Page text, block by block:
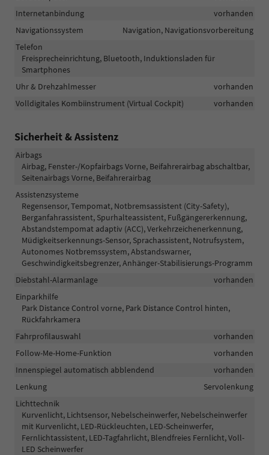
Internetanbindung
vorhanden
Navigationssystem
Navigation, Navigationsvorbereitung
Telefon
Freisprecheinrichtung, Bluetooth, Induktionsladen für
Smartphones
Uhr & Drehzahlmesser
vorhanden
Volldigitales Kombiinstrument (Virtual Cockpit)
vorhanden
Sicherheit & Assistenz
Airbags
Airbag, Fenster-/Kopfairbags Vorne, Beifahrerairbag abschaltbar,
Seitenairbags Vorne, Beifahrerairbag
Assistenzsysteme
Regensensor, Tempomat, Notbremsassistent (City-Safety),
Berganfahrassistent, Spurhalteassistent, Fußgängererkennung,
Abstandstempomat adaptiv (ACC), Verkehrzeichenerkennung,
Müdigkeitserkennungs-Sensor, Sprachassistent, Notrufsystem,
Autonomes Notbremssystem, Abstandswarner,
Geschwindigkeitsbegrenzer, Anhänger-Stabilisierungs-Programm
Diebstahl-Alarmanlage
vorhanden
Einparkhilfe
Park Distance Control vorne, Park Distance Control hinten,
Rückfahrkamera
Fahrprofilauswahl
vorhanden
Follow-Me-Home-Funktion
vorhanden
Innenspiegel automatisch abblendend
vorhanden
Lenkung
Servolenkung
Lichttechnik
Kurvenlicht, Lichtsensor, Nebelscheinwerfer, Nebelscheinwerfer
mit Kurvenlicht, LED-Rückleuchten, LED-Scheinwerfer,
Fernlichtassistent, LED-Tagfahrlicht, Blendfreies Fernlicht, Voll-
LED Scheinwerfer